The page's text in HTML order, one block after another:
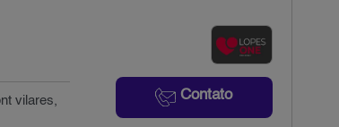
Contato
vilares,